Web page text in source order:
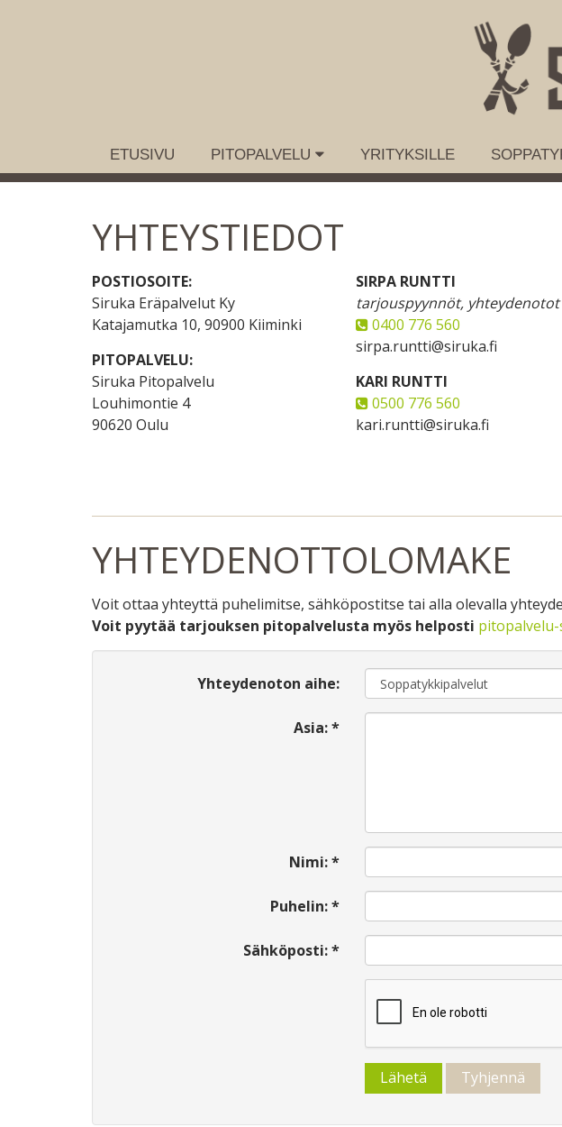
ETUSIVU PITOPALVELU YRITYKSILLE
YHTEYSTIEDOT
POSTIOSOITE:
Siruka Eräpalvelut Ky
Katajamutka 10, 90900 Kiiminki
PITOPALVELU:
Siruka Pitopalvelu
Louhimontie 4
90620 Oulu
SIRPA RUNTTI
tarjouspyynnöt, yhteydenotot
0400 776 560
sirpa.runtti@siruka.fi
KARI RUNTTI
0500 776 560
kari.runtti@siruka.fi
YHTEYDENOTTOLOMAKE
Voit ottaa yhteyttä puhelimitse, sähköpostitse tai alla olevalla
Voit pyytää tarjouksen pitopalvelusta myös helposti
Yhteydenoton aihe:
Asia: *
Nimi: *
Puhelin: *
Sähköposti: *